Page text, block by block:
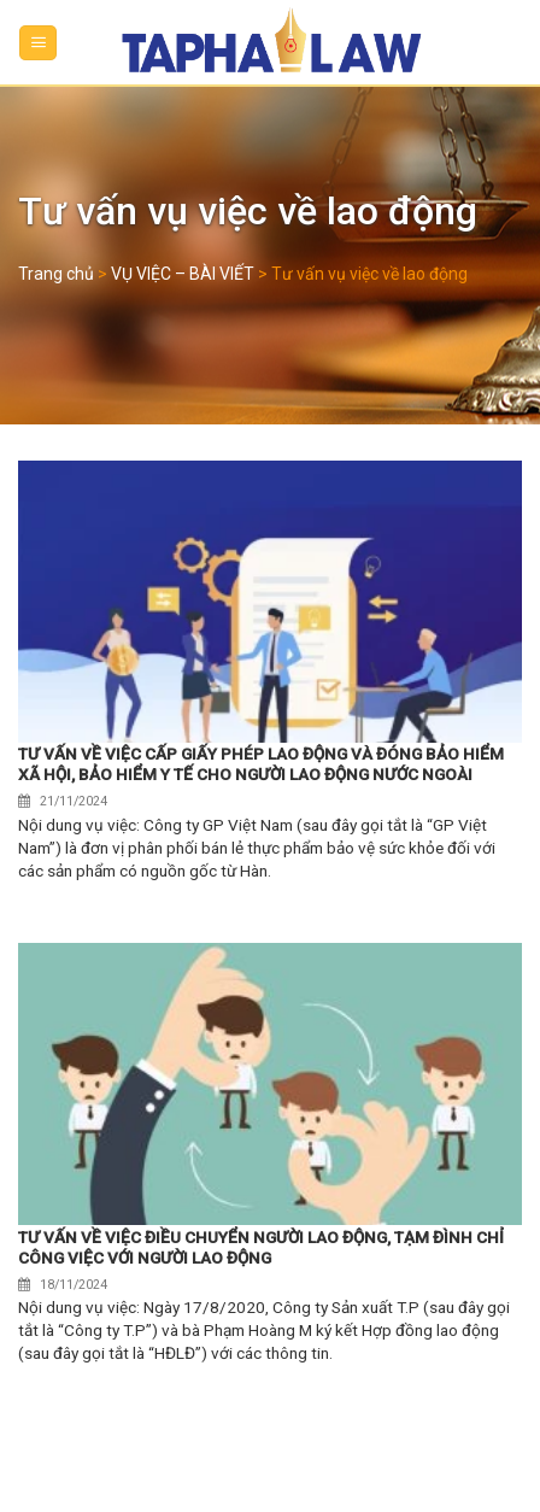
Tư vấn vụ việc về lao động
Trang chủ > VỤ VIỆC – BÀI VIẾT > Tư vấn vụ việc về lao động
TƯ VẤN VỀ VIỆC CẤP GIẤY PHÉP LAO ĐỘNG VÀ ĐÓNG BẢO HIỂM
XÃ HỘI, BẢO HIỂM Y TẾ CHO NGƯỜI LAO ĐỘNG NƯỚC NGOÀI
21/11/2024
Nội dung vụ việc: Công ty GP Việt Nam (sau đây gọi tắt là “GP Việt
Nam”) là đơn vị phân phối bán lẻ thực phẩm bảo vệ sức khỏe đối với
các sản phẩm có nguồn gốc từ Hàn.
TƯ VẤN VỀ VIỆC ĐIỀU CHUYỂN NGƯỜI LAO ĐỘNG, TẠM ĐÌNH CHỈ
CÔNG VIỆC VỚI NGƯỜI LAO ĐỘNG
18/11/2024
Nội dung vụ việc: Ngày 17/8/2020, Công ty Sản xuất T.P (sau đây gọi
tắt là “Công ty T.P”) và bà Phạm Hoàng M ký kết Hợp đồng lao động
(sau đây gọi tắt là “HĐLĐ”) với các thông tin.